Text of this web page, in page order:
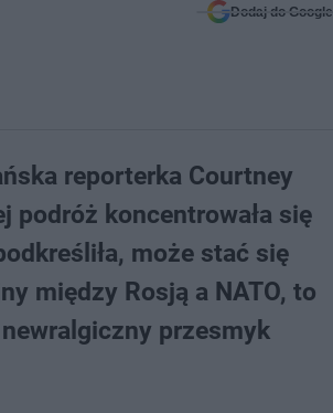
Dodaj do Google
reporterka Courtney
podróż koncentrowała się
może stać się
między Rosją a NATO, to
przesmyk